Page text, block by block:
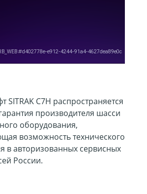
SITRAK C7H распространяется
производителя шасси
оборудования,
возможность технического
в авторизованных сервисных
России.